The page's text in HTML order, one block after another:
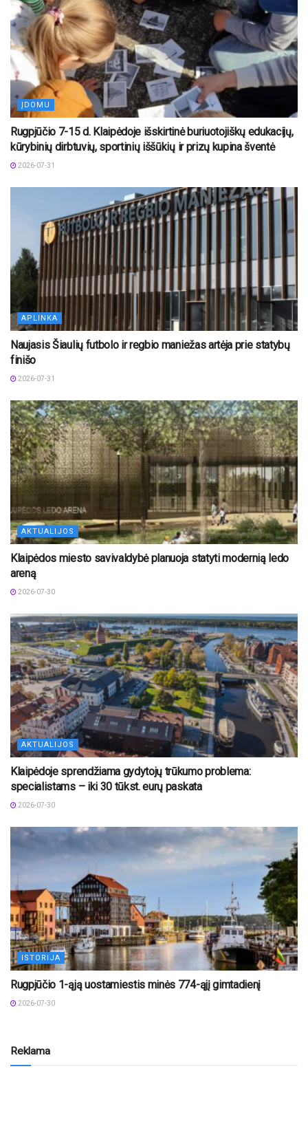
ĮDOMU
Rugpjūčio 7-15 d. Klaipėdoje išskirtinė buriuotojiškų edukacijų,
kūrybinių dirbtuvių, sportinių iššūkių ir prizų kupina šventė
2026-07-31
APLINKA
Naujasis Šiaulių futbolo ir regbio maniežas artėja prie statybų
finišo
2026-07-31
AKTUALIJOS
Klaipėdos miesto savivaldybė planuoja statyti modernią ledo
areną
2026-07-30
AKTUALIJOS
Klaipėdoje sprendžiama gydytojų trūkumo problema:
specialistams – iki 30 tūkst. eurų paskata
2026-07-30
ISTORIJA
Rugpjūčio 1-ąją uostamiestis minės 774-ąjį gimtadienį
2026-07-30
Reklama